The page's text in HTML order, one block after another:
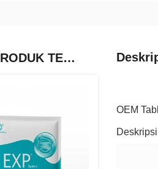
PRODUK-PRODUK TERKAIT
OEM